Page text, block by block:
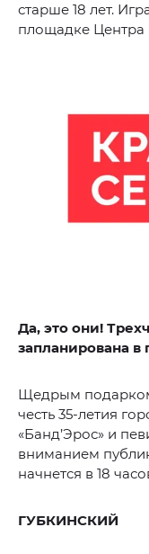
старше 18 лет.
площадке Центра
Да, это они!
запланирована в
Щедрым
честь 35-летия
«Банд’Эрос» и
вниманием
начнется в 18
ГУБКИНСКИЙ